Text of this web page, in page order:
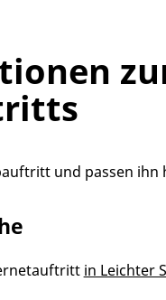
und passen
in Leichter